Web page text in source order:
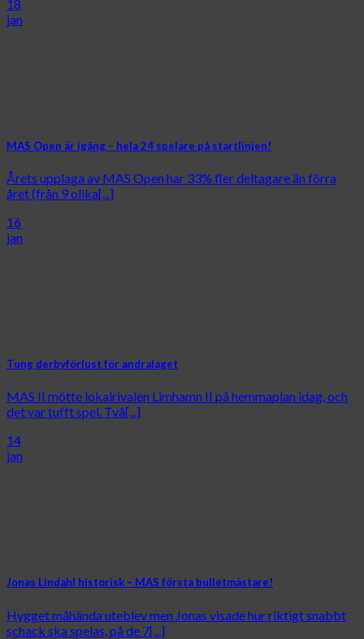
18
jan
MAS Open är igång – hela 24 spelare på startlinjen!
Årets upplaga av MAS Open har 33% fler deltagare än förra
året (från 9 olika[...]
16
jan
Tung derbyförlust för andralaget
MAS II mötte lokalrivalen Limhamn II på hemmaplan idag, och
det var tufft spel. Två[...]
14
jan
Jonas Lindahl historisk – MAS första bulletmästare!
Hygget måhända uteblev men Jonas visade hur riktigt snabbt
schack ska spelas, på de 7[...]